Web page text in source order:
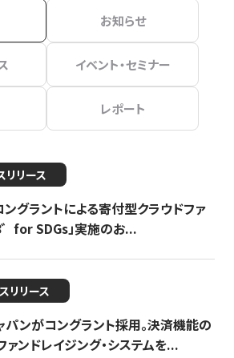
お知らせ
イベント・セミナー
レポート
リリース
グラントによる寄付型クラウドファ
゛for SDGs」実施のお...
リリース
パンがコングラント採用。決済機能の
ンドレイジング・システムを...